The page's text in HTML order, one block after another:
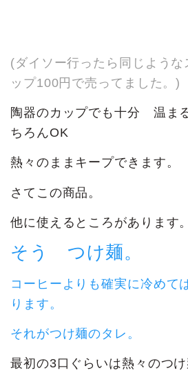
(ダイソー行ったら同じような
ップ100円で売ってました。)
陶器のカップでも十分 温ま
ちろんOK
熱々のままキープできます。
さてこの商品。
他に使えるところがあります。
そう つけ麺。
コーヒーよりも確実に冷めて
ります。
それがつけ麺のタレ。
最初の3口ぐらいは熱々のつ